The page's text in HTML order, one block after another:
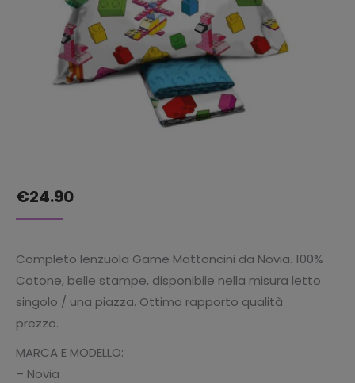
€24.90
Completo lenzuola Game Mattoncini da Novia. 100%
Cotone, belle stampe, disponibile nella misura letto
singolo / una piazza. Ottimo rapporto qualità
prezzo.
MARCA E MODELLO:
– Novia